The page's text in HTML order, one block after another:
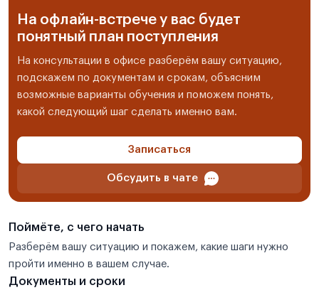
На офлайн-встрече у вас будет
понятный план поступления
На консультации в офисе разберём вашу ситуацию,
подскажем по документам и срокам, объясним
возможные варианты обучения и поможем понять,
какой следующий шаг сделать именно вам.
Записаться
Обсудить в чате
Поймёте, с чего начать
Разберём вашу ситуацию и покажем, какие шаги нужно
пройти именно в вашем случае.
Документы и сроки